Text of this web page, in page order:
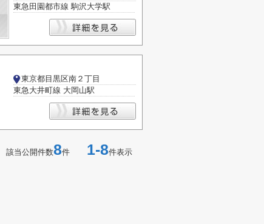
東急田園都市線 駒沢大学駅
東京都目黒区南２丁目
東急大井町線 大岡山駅
該当公開件数8件 1-8件表示